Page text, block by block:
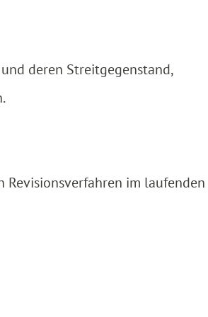
deren Streitgegenstand,
im laufenden